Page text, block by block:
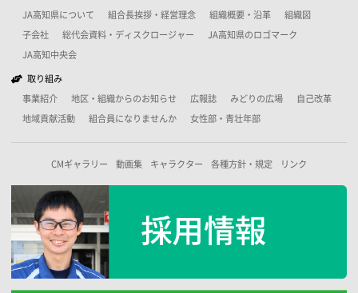
JA高知県について 組合長挨拶・経営理念 組織概要・沿革 組織図
子会社 総代会資料・ディスクロージャー JA高知県のロゴマーク
JA高知中央会
取り組み
事業紹介 地区・組織からのお知らせ 広報誌 みどりの広場 自己改革
地域貢献活動 組合員になりませんか 女性部・青壮年部
CMギャラリー 動画集 キャラクター 各種方針・規定 リンク